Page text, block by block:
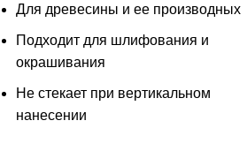
Для древесины и ее производных
Подходит для шлифования и
окрашивания
Не стекает при вертикальном
нанесении